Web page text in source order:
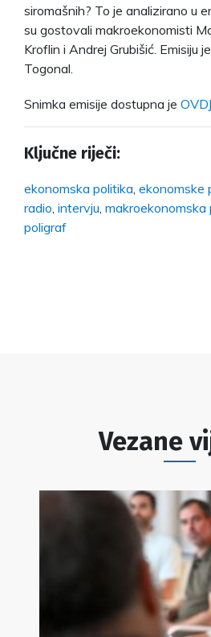
siromašnih? To je analizirano u
su gostovali makroekonomisti
Kroflin i Andrej Grubišić. Emisiju
Togonal.
Snimka emisije dostupna je
Ključne riječi:
ekonomska politika ekonomske
radio intervju makroekonomska
poligraf
Vezane